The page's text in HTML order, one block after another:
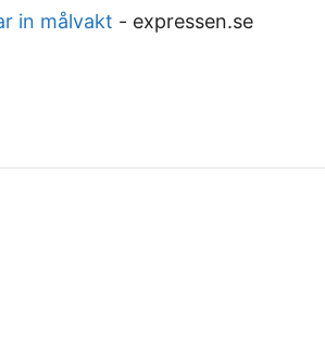
in målvakt - expressen.se